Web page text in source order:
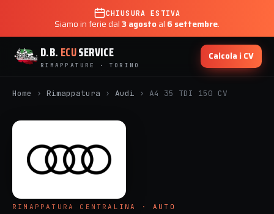
CHIUSURA ESTIVA
Siamo in ferie dal3 agostoal 6 settembre.
D.B. ECUSERVICE
RIMAPPATURE · TORINO
Calcola i CV
Home › Rimappatura › Audi › A4 35 TDI 150 CV
RIMAPPATURA CENTRALINA · AUTO